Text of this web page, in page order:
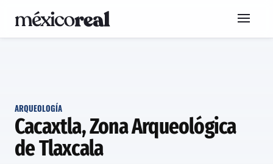
ARQUEOLOGÍA
Cacaxtla, Zona Arqueológica
de Tlaxcala